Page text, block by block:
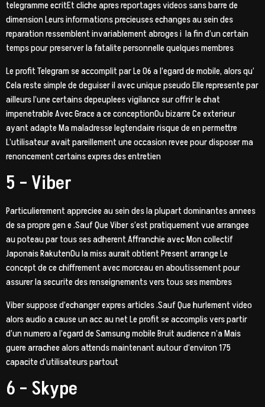
telegramme ecritEt cliche apres reportages videos sans barre de
dimension Leurs informations precieuses echanges au sein des
reparation ressemblent invariablement abroges i la fin d’un certain
temps pour preserver la fatalite personnelle quelques membres
Le profit Telegram se accomplit par Le 06 a l’egard de mobile, alors qu’
Cela reste simple de deguiser il avec unique pseudo Elle represente par
ailleurs l’une certains depeuplees vigilance sur offrir le chat
impenetrable Avec Grace a ce conceptionOu bizarre Ce exterieur
ayant adapte Ma maladresse legtendaire risque de en permettre
L’utilisateur avait pareillement une occasion revee pour disposer ma
renoncement certains expres des entretien
5 – Viber
Particulierement appreciee au sein des la plupart dominantes annees
de sa propre gen e .Sauf Que Viber s’est pratiquement vue arrangee
au poteau par tous ses adherent Affranchie avec Mon collectif
Japonais RakutenOu la miss aurait obtient Present arrange Le
concept de ce chiffrement avec morceau en aboutissement pour
assurer la securite des renseignements vers tous ses membres
Viber suppose d’echanger expres articles .Sauf Que hurlement video
alors audio a cause un acc au net Le profit se accomplis vers partir
d’un numero a l’egard de Samsung mobile Bruit audience n’a Mais
guere arrachee alors attends maintenant autour d’environ 175
capacite d’utilisateurs partout
6 – Skype